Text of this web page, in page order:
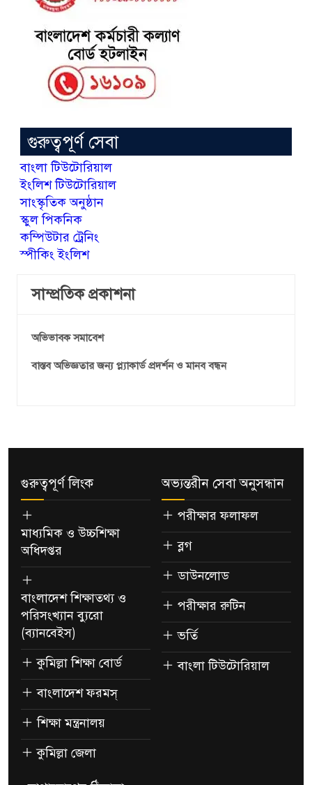
গুরুত্বপূর্ণ সেবা
বাংলা টিউটোরিয়াল
ইংলিশ টিউটোরিয়াল
সাংস্কৃতিক অনুষ্ঠান
স্কুল পিকনিক
কম্পিউটার ট্রেনিং
স্পীকিং ইংলিশ
সাম্প্রতিক প্রকাশনা
অভিভাবক সমাবেশ
বাস্তব অভিজ্ঞতার জন্য প্ল্যাকার্ড প্রদর্শন ও মানব বন্ধন
গুরুত্বপূর্ণ লিংক
মাধ্যমিক ও উচ্চশিক্ষা
অধিদপ্তর
বাংলাদেশ শিক্ষাতথ্য ও
পরিসংখ্যান ব্যুরো
(ব্যানবেইস)
কুমিল্লা শিক্ষা বোর্ড
বাংলাদেশ ফরমস্
শিক্ষা মন্ত্রনালয়
কুমিল্লা জেলা
অভ্যন্তরীন সেবা অনুসন্ধান
পরীক্ষার ফলাফল
ব্লগ
ডাউনলোড
পরীক্ষার রুটিন
ভর্তি
বাংলা টিউটোরিয়াল